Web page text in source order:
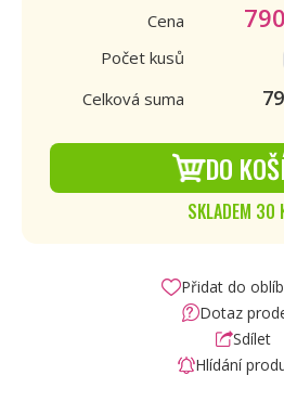
Cena 790
Počet kusů
Celková suma
DO
SKLADEM 30
Přidat do
Dotaz
Sdílet
Hlídání